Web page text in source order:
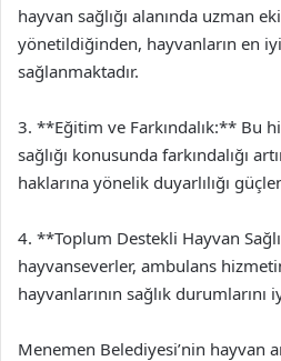
hayvan sağlığı alanında uzman
yönetildiğinden, hayvanların en
sağlanmaktadır.
3. **Eğitim ve Farkındalık:** Bu
sağlığı konusunda farkındalığı
haklarına yönelik duyarlılığı
4. **Toplum Destekli Hayvan
hayvanseverler, ambulans
hayvanlarının sağlık
Menemen Belediyesi’nin hayvan